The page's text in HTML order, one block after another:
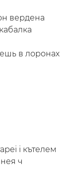
вердена
в лоронах
i кътелем
ч